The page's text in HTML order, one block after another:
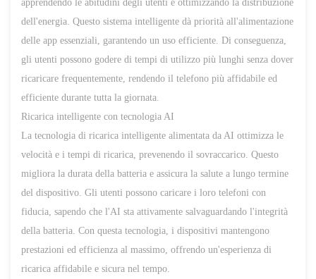
apprendendo le abitudini degli utenti e ottimizzando la distribuzione
dell'energia. Questo sistema intelligente dà priorità all'alimentazione
delle app essenziali, garantendo un uso efficiente. Di conseguenza,
gli utenti possono godere di tempi di utilizzo più lunghi senza dover
ricaricare frequentemente, rendendo il telefono più affidabile ed
efficiente durante tutta la giornata.
Ricarica intelligente con tecnologia AI
La tecnologia di ricarica intelligente alimentata da AI ottimizza le
velocità e i tempi di ricarica, prevenendo il sovraccarico. Questo
migliora la durata della batteria e assicura la salute a lungo termine
del dispositivo. Gli utenti possono caricare i loro telefoni con
fiducia, sapendo che l'AI sta attivamente salvaguardando l'integrità
della batteria. Con questa tecnologia, i dispositivi mantengono
prestazioni ed efficienza al massimo, offrendo un'esperienza di
ricarica affidabile e sicura nel tempo.